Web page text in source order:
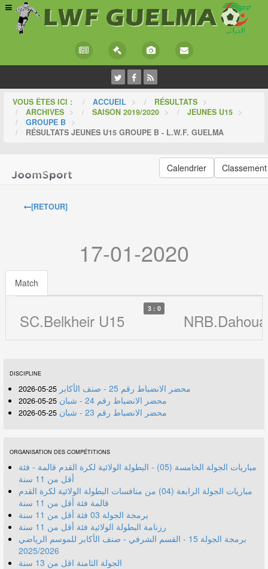
VOUS ÊTES ICI : ACCUEIL > RÉSULTATS >
ARCHIVES > SAISON 2019/2020 > JEUNES U15 >
GROUPE B >
RÉSULTATS JEUNES U15 GROUPE B - L.W.F. GUELMA
Calendrier Classement
[RETOUR]
17-01-2020
Match
SC.Belkheir U15
3 : 0
DISCIPLINE
محضر الانضباط رقم 25 - صنف الأكابر 25-05-2026
محضر الانضباط رقم 24 - شبان 25-05-2026
محضر الانضباط رقم 23 - شبان 25-05-2026
ORGANISATION DES COMPÉTITIONS
مباريات الجولة الخامسة (05) - البطولة الولائية لكرة القدم قالمة - فئة
أقل من 11 سنة
مباريات الجولة الرابعة (04) من منافسات البطولة الولائية لكرة القدم
قالمة فئة أقل من 11 سنة
برمجة الجولة 03 فئة أقل من 11 سنة
رزنامة البطولة الولائية فئة أقل من 11 سنة
برمجة الجولة 15 - القسم الشرفي - صنف الأكابر للموسم الرياضي
2025/2026
الجولة الثامنة اقل من 13 سنة